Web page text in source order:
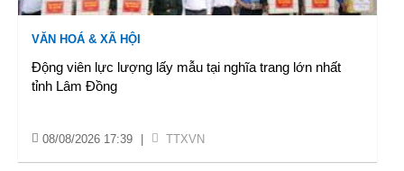
VĂN HOÁ & XÃ HỘI
Động viên lực lượng lấy mẫu tại nghĩa trang lớn nhất
tỉnh Lâm Đồng
08/08/2026 17:39 TTXVN